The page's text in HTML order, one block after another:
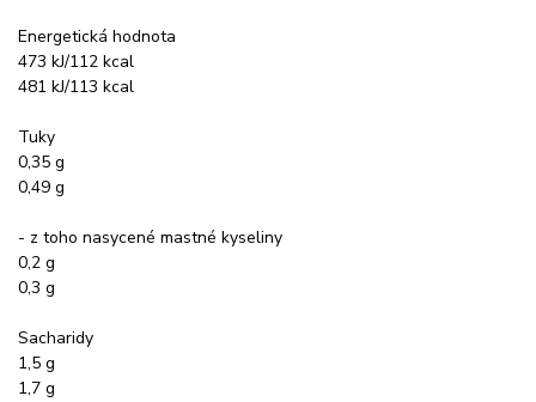
Energetická hodnota
473 kJ/112 kcal
481 kJ/113 kcal
Tuky
0,35 g
0,49 g
- z toho nasycené mastné kyseliny
0,2 g
0,3 g
Sacharidy
1,5 g
1,7 g